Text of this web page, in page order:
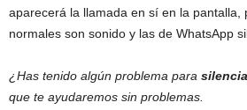
aparecerá la llamada en sí en la
normales son sonido y las de WhatsApp
¿Has tenido algún problema para
que te ayudaremos sin problemas.